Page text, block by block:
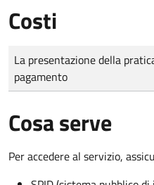
Costi
Tipo di pagamento
Importo
La presentazione della
pagamento
Cosa serve
Per accedere al servizio,